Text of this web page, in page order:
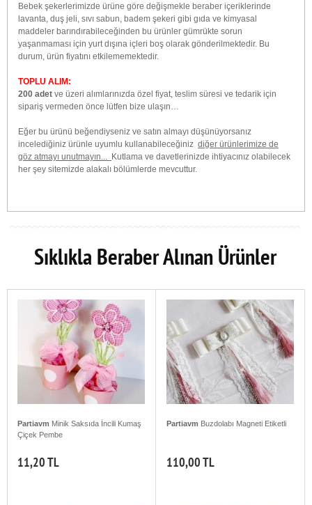
Bebek şekerlerimizde ürüne göre değişmekle beraber içeriklerinde
lavanta, duş jeli, sıvı sabun, badem şekeri gibi gıda ve kimyasal
maddeler barındırabileceğinden bu ürünler gümrükte sorun
yaşanmaması için yurt dışına içleri boş olarak gönderilmektedir. Bu
durum, ürün fiyatını etkilememektedir.
TOPLU ALIM:
200 adet ve üzeri alımlarınızda özel fiyat, teslim süresi ve tedarik için
sipariş vermeden önce lütfen bize ulaşın…
Eğer bu ürünü beğendiyseniz ve satın almayı düşünüyorsanız
incelediğiniz ürünle uyumlu kullanabileceğiniz diğer ürünlerimize de
göz atmayı unutmayın... Kutlama ve davetlerinizde ihtiyacınız olabilecek
her şey sitemizde alakalı bölümlerde mevcuttur.
Sıklıkla Beraber Alınan Ürünler
Partiavm Minik Saksıda İncili Kumaş
Çiçek Pembe
11,20 TL
Partiavm Buzdolabı Magneti Etiketli
110,00 TL